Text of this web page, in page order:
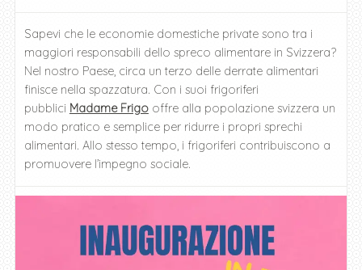
Sapevi che le economie domestiche private sono tra i
maggiori responsabili dello spreco alimentare in Svizzera?
Nel nostro Paese, circa un terzo delle derrate alimentari
finisce nella spazzatura. Con i suoi frigoriferi
pubblici Madame Frigooffre alla popolazione svizzera un
modo pratico e semplice per ridurre i propri sprechi
alimentari. Allo stesso tempo, i frigoriferi contribuiscono a
promuovere l’impegno sociale.